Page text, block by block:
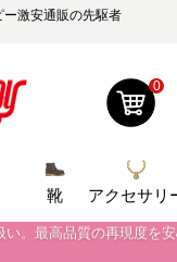
激安通販の先駆者
0
靴 アクセサリ
。最高品質の再現度を